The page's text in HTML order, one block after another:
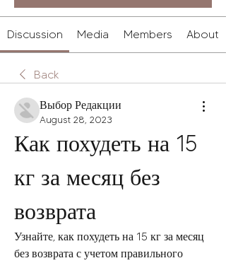
Discussion Media Members About
Back
Выбор Редакции
August 28, 2023
Как похудеть на 15
кг за месяц без
возврата
Узнайте, как похудеть на 15 кг за месяц
без возврата с учетом правильного